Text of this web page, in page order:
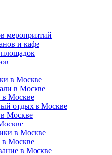
мероприятий
и кафе
в Москве
в Москве
в Москве
отдых в Москве
в Москве
в Москве
в Москве
в Москве